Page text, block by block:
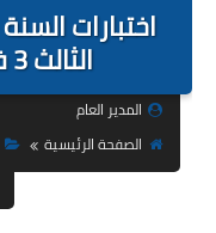
الثالث 3 في مادة الرياضيات
المدير العام
الصفحة الرئيسية